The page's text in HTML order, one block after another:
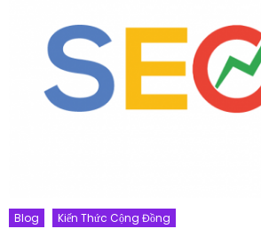
Blog Kiến Thức Cộng Đồng